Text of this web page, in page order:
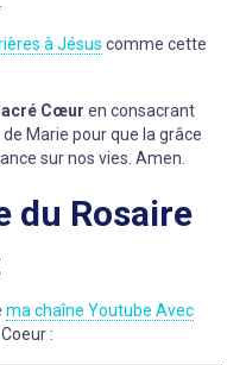
à Jésus comme cette
Cœur en consacrant
Marie pour que la grâce
sur nos vies. Amen.
du Rosaire
ma chaîne Youtube Avec
: